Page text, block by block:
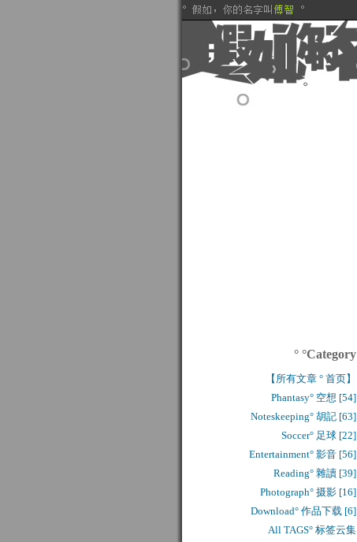
° °Category
【所有文章 ° 首页】
Phantasy° 空想 [54]
Noteskeeping° 胡記 [63]
Soccer° 足球 [22]
Entertainment° 影音 [56]
Reading° 雜讀 [39]
Photograph° 摄影 [16]
Download° 作品下载 [6]
All TAGS° 标签云集